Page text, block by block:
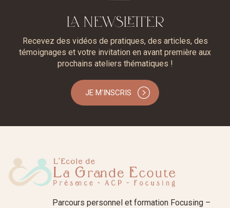
LA NEWSLETTER
Recevez des vidéos de pratiques, des articles, des
témoignages et votre invitation en avant première aux
prochains ateliers thématiques !
JE M'INSCRIS
Parcours personnel et formation Focusing –